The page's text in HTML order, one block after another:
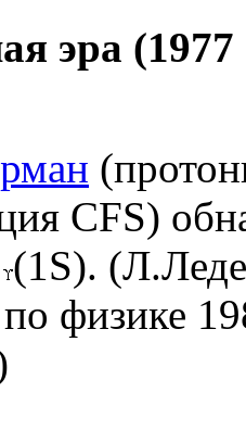
эра
CFS)
(1S).
физике